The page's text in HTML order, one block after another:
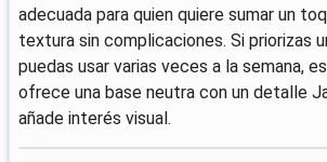
adecuada para quien quiere sumar un
textura sin complicaciones. Si priorizas
puedas usar varias veces a la semana,
ofrece una base neutra con un detalle
añade interés visual.